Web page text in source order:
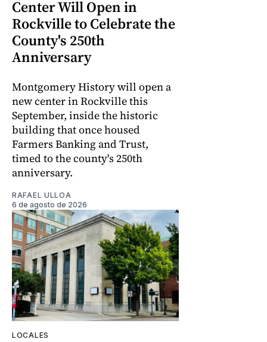
Center Will Open in
Rockville to Celebrate the
County's 250th
Anniversary
Montgomery History will open a
new center in Rockville this
September, inside the historic
building that once housed
Farmers Banking and Trust,
timed to the county's 250th
anniversary.
RAFAEL ULLOA
6 de agosto de 2026
LOCALES